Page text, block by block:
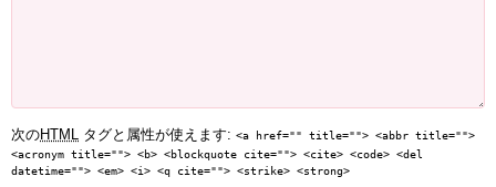
次のHTML タグと属性が使えます: <a href="" title=""> <abbr title="">
<acronym title=""> <b> <blockquote cite=""> <cite> <code> <del
datetime=""> <em> <i> <q cite=""> <strike> <strong>